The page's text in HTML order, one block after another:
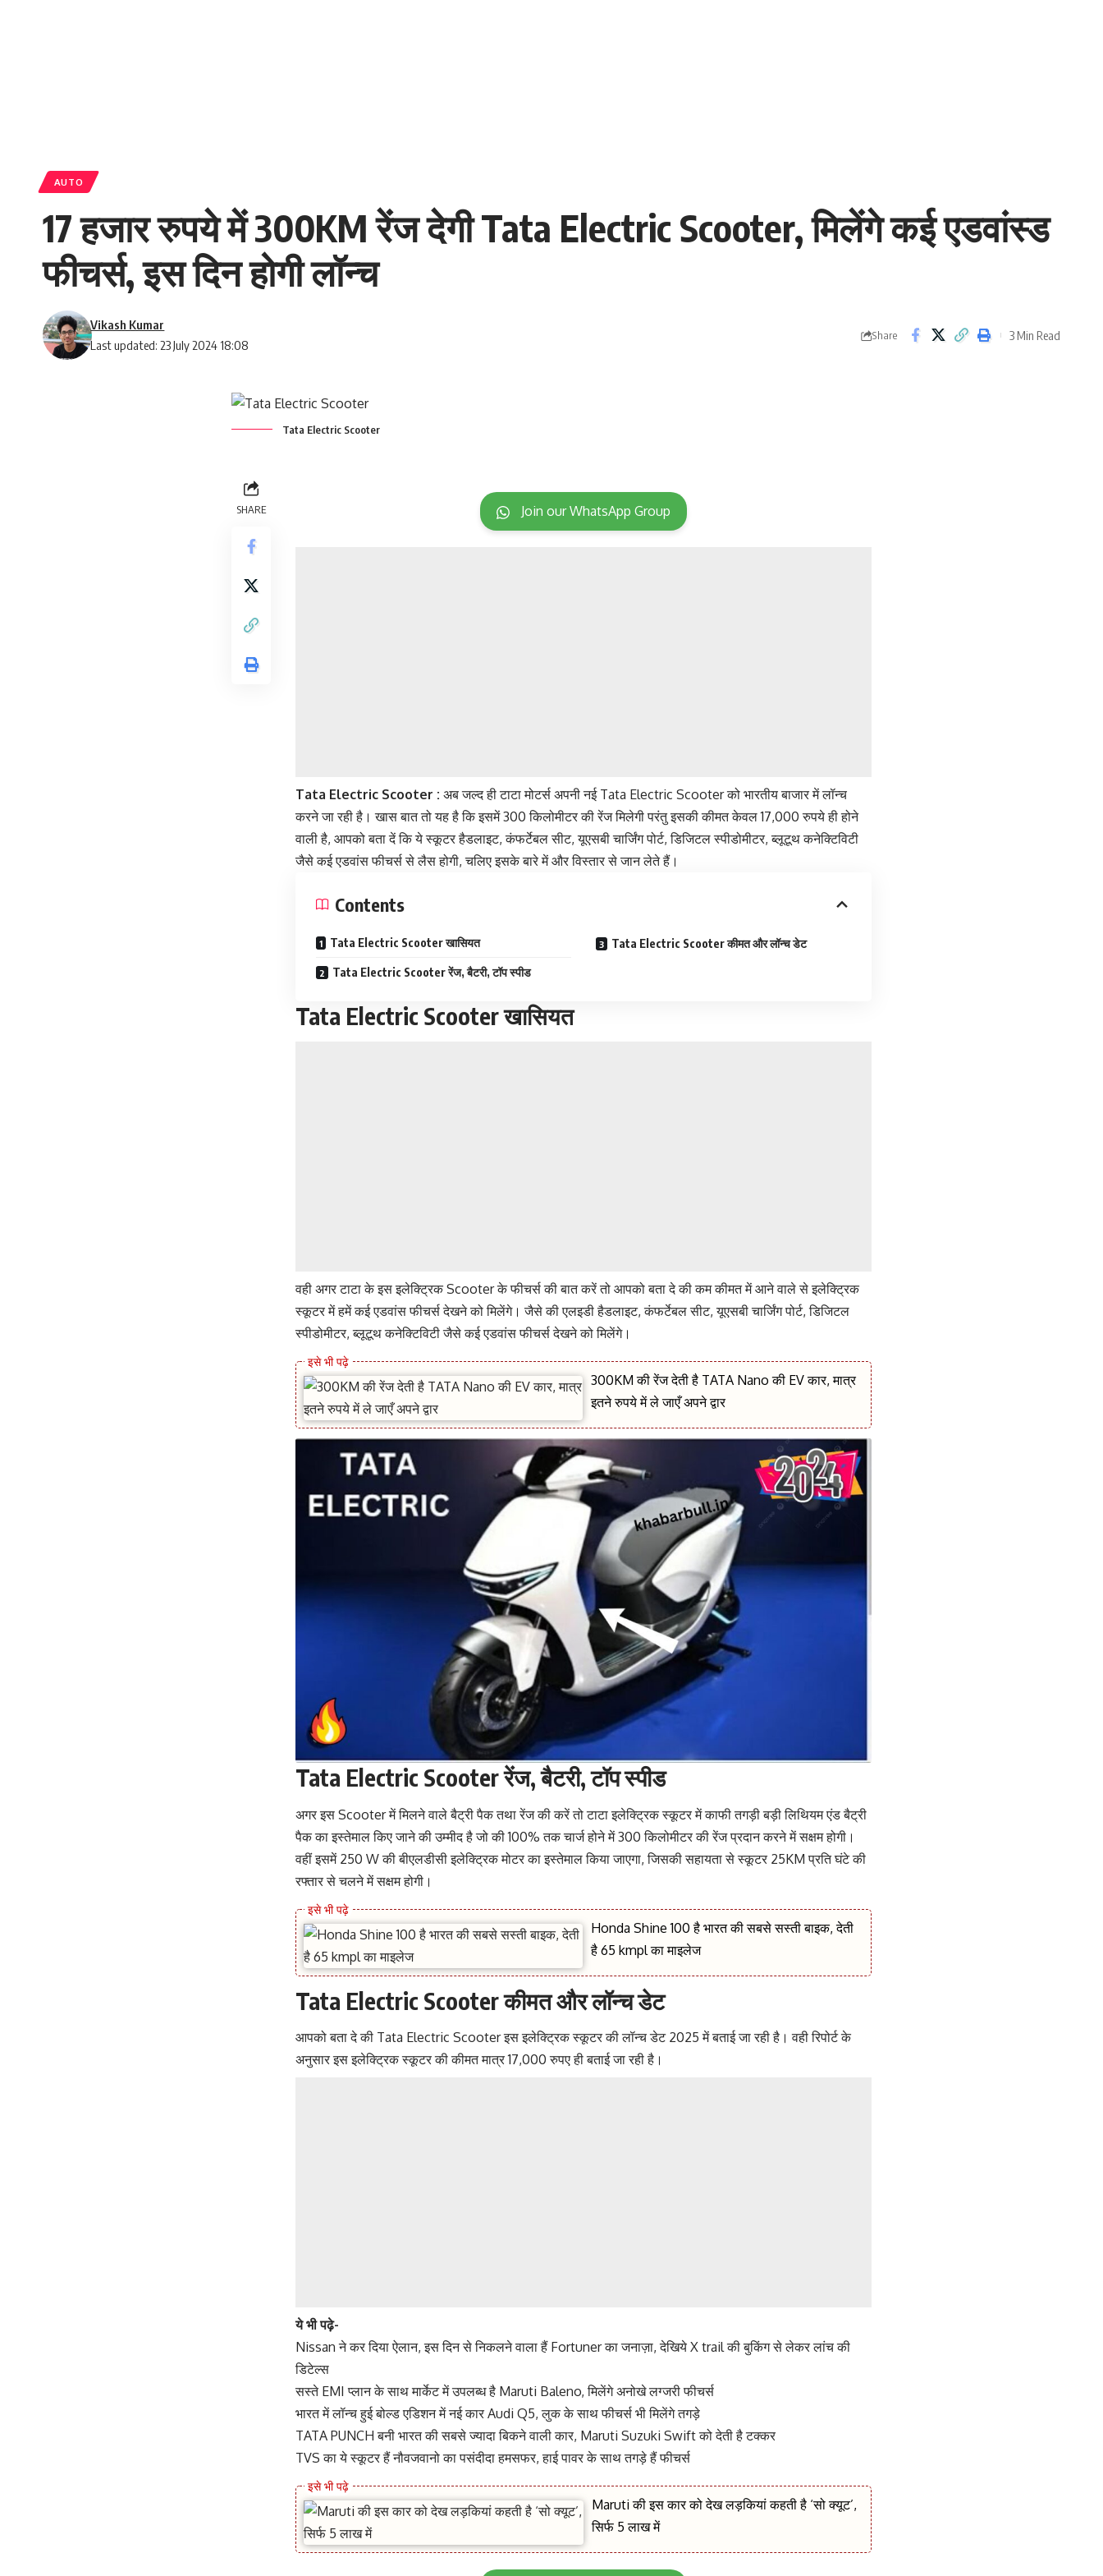
AUTO
17 हजार रुपये में 300KM रेंज देगी Tata Electric Scooter, मिलेंगे कई एडवांस्ड
फीचर्स, इस दिन होगी लॉन्च
Last updated: 23 July 2024 18:08
Vikash Kumar
Share 3 Min Read
Tata Electric Scooter
SHARE Join our WhatsApp Group
Tata Electric Scooter : अब जल्द ही टाटा मोटर्स अपनी नई Tata Electric Scooter को भारतीय बाजार में लॉन्च
करने जा रही है। खास बात तो यह है कि इसमें 300 किलोमीटर की रेंज मिलेगी परंतु इसकी कीमत केवल 17,000 रुपये ही होने
वाली है, आपको बता दें कि ये स्कूटर हैडलाइट, कंफर्टेबल सीट, यूएसबी चार्जिंग पोर्ट, डिजिटल स्पीडोमीटर, ब्लूटूथ कनेक्टिविटी
जैसे कई एडवांस फीचर्स से लैस होगी, चलिए इसके बारे में और विस्तार से जान लेते हैं।
Contents
Tata Electric Scooter खासियत
Tata Electric Scooter रेंज, बैटरी, टॉप स्पीड
Tata Electric Scooter कीमत और लॉन्च डेट
Tata Electric Scooter खासियत
वही अगर टाटा के इस इलेक्ट्रिक Scooter के फीचर्स की बात करें तो आपको बता दे की कम कीमत में आने वाले से इलेक्ट्रिक
स्कूटर में हमें कई एडवांस फीचर्स देखने को मिलेंगे। जैसे की एलइडी हैडलाइट, कंफर्टेबल सीट, यूएसबी चार्जिंग पोर्ट, डिजिटल
स्पीडोमीटर, ब्लूटूथ कनेक्टिविटी जैसे कई एडवांस फीचर्स देखने को मिलेंगे।
300KM की रेंज देती है TATA Nano की EV कार, मात्र
इतने रुपये में ले जाएँ अपने द्वार
Tata Electric Scooter रेंज, बैटरी, टॉप स्पीड
अगर इस Scooter में मिलने वाले बैट्री पैक तथा रेंज की करें तो टाटा इलेक्ट्रिक स्कूटर में काफी तगड़ी बड़ी लिथियम एंड बैट्री
पैक का इस्तेमाल किए जाने की उम्मीद है जो की 100% तक चार्ज होने में 300 किलोमीटर की रेंज प्रदान करने में सक्षम होगी।
वहीं इसमें 250 W की बीएलडीसी इलेक्ट्रिक मोटर का इस्तेमाल किया जाएगा, जिसकी सहायता से स्कूटर 25KM प्रति घंटे की
रफ्तार से चलने में सक्षम होगी।
Honda Shine 100 है भारत की सबसे सस्ती बाइक, देती
है 65 kmpl का माइलेज
Tata Electric Scooter कीमत और लॉन्च डेट
आपको बता दे की Tata Electric Scooter इस इलेक्ट्रिक स्कूटर की लॉन्च डेट 2025 में बताई जा रही है। वही रिपोर्ट के
अनुसार इस इलेक्ट्रिक स्कूटर की कीमत मात्र 17,000 रुपए ही बताई जा रही है।
ये भी पढ़े-
Nissan ने कर दिया ऐलान, इस दिन से निकलने वाला हैं Fortuner का जनाज़ा, देखिये X trail की बुकिंग से लेकर लांच की
डिटेल्स
सस्ते EMI प्लान के साथ मार्केट में उपलब्ध है Maruti Baleno, मिलेंगे अनोखे लग्जरी फीचर्स
भारत में लॉन्च हुई बोल्ड एडिशन में नई कार Audi Q5, लुक के साथ फीचर्स भी मिलेंगे तगड़े
TATA PUNCH बनी भारत की सबसे ज्यादा बिकने वाली कार, Maruti Suzuki Swift को देती है टक्कर
TVS का ये स्कूटर हैं नौवजवानो का पसंदीदा हमसफर, हाई पावर के साथ तगड़े हैं फीचर्स
Maruti की इस कार को देख लड़कियां कहती है ‘सो क्यूट’,
सिर्फ 5 लाख में